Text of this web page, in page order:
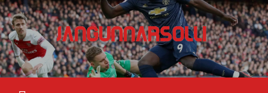
Skip
to
content